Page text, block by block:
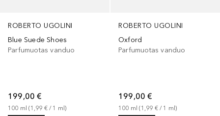
ROBERTO UGOLINI
Blue Suede Shoes
Parfumuotas vanduo
199,00 €
100 ml (1,99 € / 1 ml)
ROBERTO UGOLINI
Oxford
Parfumuotas vanduo
199,00 €
100 ml (1,99 € / 1 ml)